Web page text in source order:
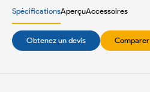
SpécificationsAperçuAccessoires
Obtenez un devis Comparer